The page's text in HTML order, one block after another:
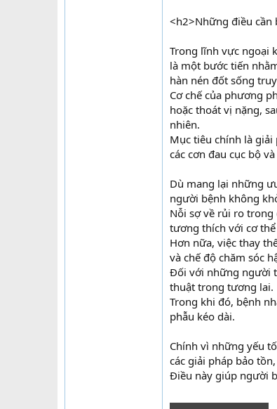
<h2>Những điều cần
Trong lĩnh vực ngoại
là một bước tiến
hàn nén đốt sống
Cơ chế của phương
hoặc thoát vị nặng,
nhiên.
Mục tiêu chính là
các cơn đau cục bộ
Dù mang lại những
người bệnh không
Nỗi sợ về rủi ro
tương thích với cơ
Hơn nữa, việc thay
và chế độ chăm sóc
Đối với những người
thuật trong tương lai.
Trong khi đó, bệnh
phẫu kéo dài.
Chính vì những yếu
các giải pháp bảo
Điều này giúp người